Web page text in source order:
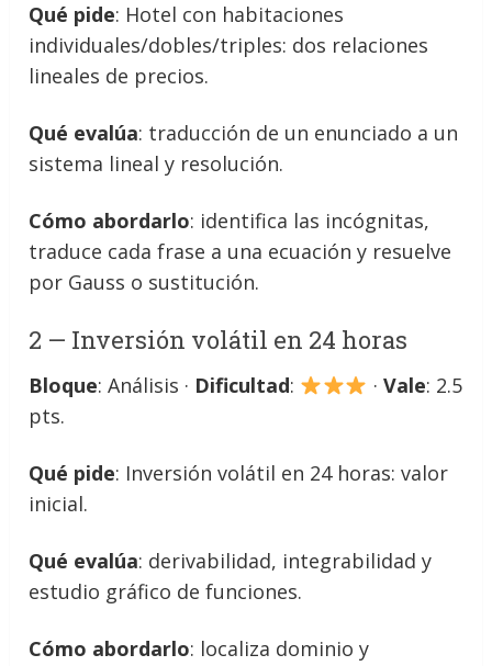
Qué pide: Hotel con habitaciones
individuales/dobles/triples: dos relaciones
lineales de precios.
Qué evalúa: traducción de un enunciado a un
sistema lineal y resolución.
Cómo abordarlo: identifica las incógnitas,
traduce cada frase a una ecuación y resuelve
por Gauss o sustitución.
2 — Inversión volátil en 24 horas
Bloque: Análisis · Dificultad: · Vale: 2.5
pts.
Qué pide: Inversión volátil en 24 horas: valor
inicial.
Qué evalúa: derivabilidad, integrabilidad y
estudio gráfico de funciones.
Cómo abordarlo: localiza dominio y